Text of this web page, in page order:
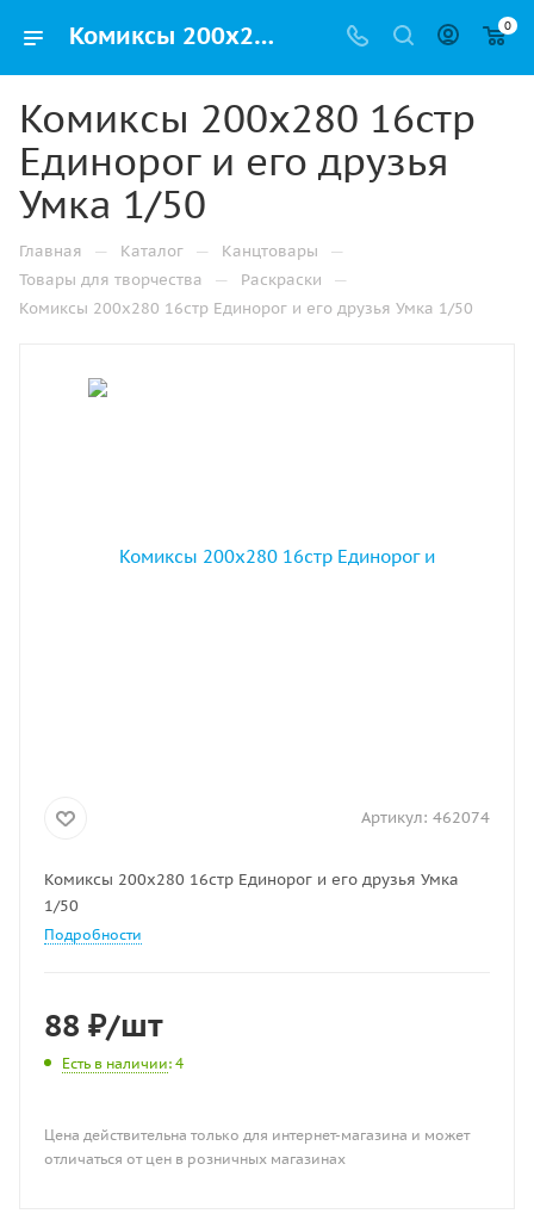
Комиксы 200х280 16стр Единорог и его друзья Умка 1/50 купить оптом и в розницу в Казани 0
Комиксы 200х280 16стр
Единорог и его друзья
Умка 1/50
Главная — Каталог — Канцтовары —
Товары для творчества — Раскраски —
Комиксы 200х280 16стр Единорог и его друзья Умка 1/50
Артикул: 462074
Комиксы 200х280 16стр Единорог и его друзья Умка
1/50
Подробности
88 ₽/шт
Есть в наличии: 4
Цена действительна только для интернет-магазина и может
отличаться от цен в розничных магазинах